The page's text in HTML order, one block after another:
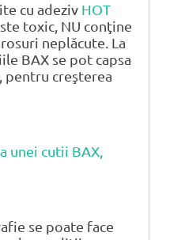
cu adeziv HOT
toxic, NU conţine
neplăcute. La
BAX se pot capsa
pentru creşterea
unei cutii BAX,
se poate face